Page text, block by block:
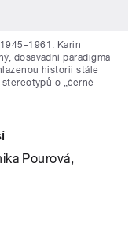
Karin
dosavadní paradigma
historii stále
o „černé
Pourová,